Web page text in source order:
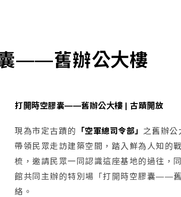
——舊辦公大樓
打開時空膠囊——舊辦公大樓 | 古蹟開放
現為市定古蹟的 「空軍總司令部」 之舊辦
帶領民眾走訪建築空間，踏入鮮為人知的
梳，邀請民眾一同認識這座基地的過往，
館共同主辦的特別場「打開時空膠囊——
絡。